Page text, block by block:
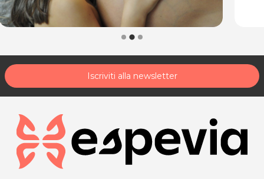
Iscriviti alla newsletter